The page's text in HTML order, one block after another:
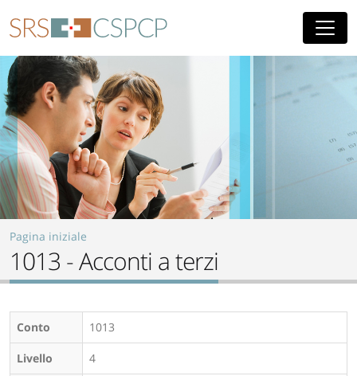
Pagina iniziale
1013 - Acconti a terzi
Conto 1013
Livello 4